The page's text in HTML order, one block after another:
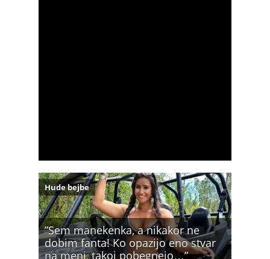
”Sem manekenka, a nikakor ne
dobim fanta! Ko opazijo eno stvar
na meni, takoj pobegnejo…”
Hude bejbe